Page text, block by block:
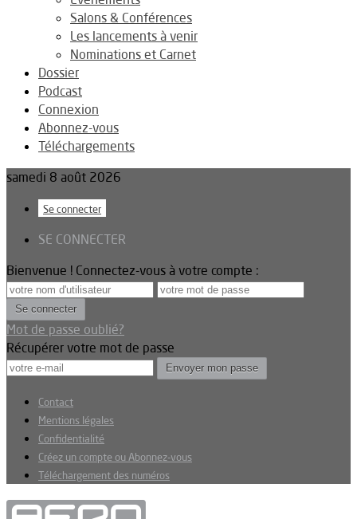
Salons & Conférences
Les lancements à venir
Nominations et Carnet
Dossier
Podcast
Connexion
Abonnez-vous
Téléchargements
samedi 8 août 2026
Se connecter
SE CONNECTER
Bienvenue ! Connectez-vous à votre compte :
Mot de passe oublié?
Récupérer votre mot de passe
Contact
Mentions légales
Confidentialité
Créez un compte ou Abonnez-vous
Téléchargement des numéros